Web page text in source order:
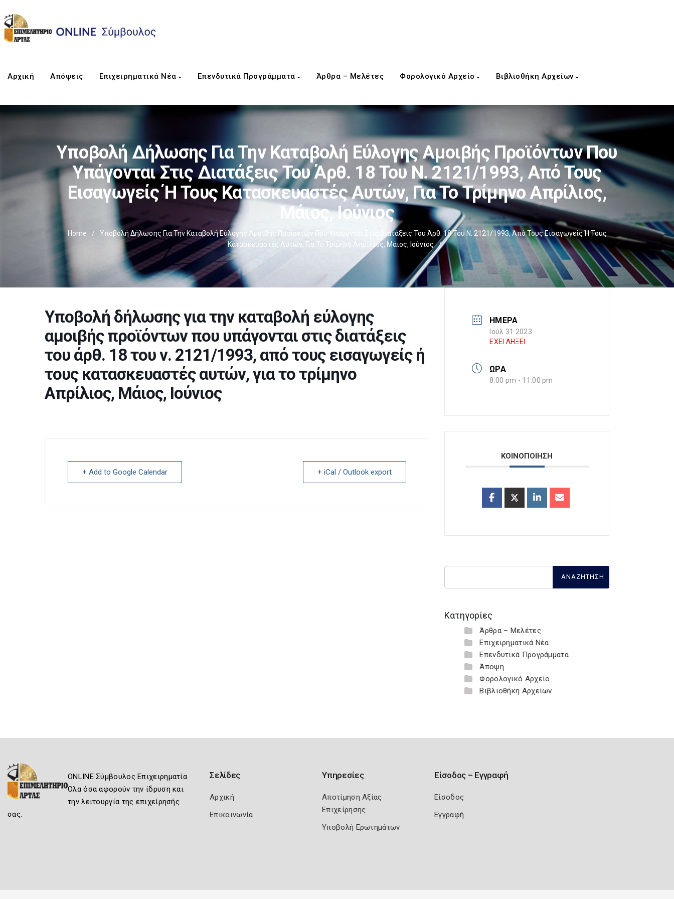
Αρχική Απόψεις Επιχειρηματικά Νέα Επενδυτικά Προγράμματα Άρθρα – Μελέτες Φορολογικό Αρχείο Βιβλιοθήκη Αρχείων
Υποβολή Δήλωσης Για Την Καταβολή Εύλογης Αμοιβής Προϊόντων Που
Υπάγονται Στις Διατάξεις Του Άρθ. 18 Του Ν. 2121/1993, Από Τους
Εισαγωγείς Ή Τους Κατασκευαστές Αυτών, Για Το Τρίμηνο Απρίλιος,
Μάιος, Ιούνιος
Home /
Υποβολή Δήλωσης Για Την Καταβολή Εύλογης Αμοιβής Προϊόντων Που Υπάγονται Στις Διατάξεις Του Άρθ. 18 Του Ν. 2121/1993, Από Τους Εισαγωγείς Ή Τους
Κατασκευαστές Αυτών, Για Το Τρίμηνο Απρίλιος, Μάιος, Ιούνιος
/
Υποβολή δήλωσης για την καταβολή εύλογης
αμοιβής προϊόντων που υπάγονται στις διατάξεις
του άρθ. 18 του ν. 2121/1993, από τους εισαγωγείς ή
τους κατασκευαστές αυτών, για το τρίμηνο
Απρίλιος, Μάιος, Ιούνιος
+ Add to Google Calendar + iCal / Outlook export
ΗΜΕΡΑ
Ιούλ 31 2023
ΕΧΕΙ ΛΗΞΕΙ
ΩΡΑ
8:00 pm - 11:00 pm
ΚΟΙΝΟΠΟΙΗΣΗ
Κατηγορίες
Άρθρα – Μελέτες
Επιχειρηματικά Νέα
Επενδυτικά Προγράμματα
Άποψη
Φορολογικό Αρχείο
Βιβλιοθήκη Αρχείων
ONLINE Σύμβουλος Επιχειρηματία
Όλα όσα αφορούν την ίδρυση και
την λειτουργία της επιχείρησής
σας.
Σελίδες
Αρχική
Επικοινωνία
Υπηρεσίες
Αποτίμηση Αξίας
Επιχείρησης
Υποβολή Ερωτημάτων
Είσοδος – Εγγραφή
Είσοδος
Εγγραφή